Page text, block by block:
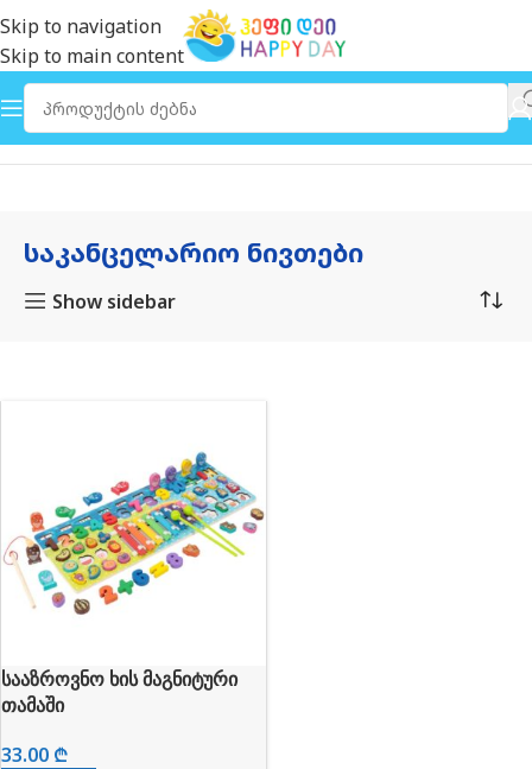
Skip to navigation
Skip to main content
მთავარი საკანცელარიო ნივთები
ᲡᲐᲙᲐᲜᲪᲔᲚᲐᲠᲘᲝ ᲜᲘᲕᲗᲔᲑᲘ
Show sidebar
სააზროვნო ხის მაგნიტური
თამაში
33.00 ₾